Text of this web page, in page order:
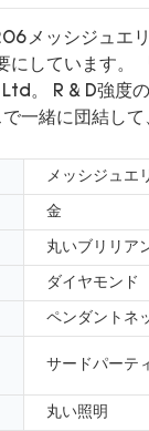
メッシジュエリ
にしています。
。 R & D強度
一緒に団結し
メッシジュエ
金
丸いブリリア
ダイヤモンド
ペンダントネ
サードパーテ
丸い照明